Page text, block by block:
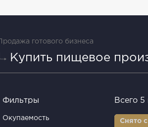
Продажа готового бизнеса
Купить пищевое
Фильтры
Окупаемость
Всего